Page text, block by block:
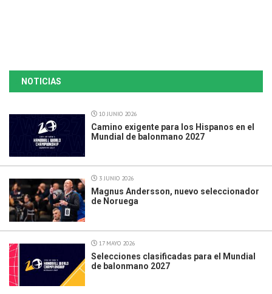
NOTICIAS
10 JUNIO 2026
Camino exigente para los Hispanos en el
Mundial de balonmano 2027
3 JUNIO 2026
Magnus Andersson, nuevo seleccionador
de Noruega
17 MAYO 2026
Selecciones clasificadas para el Mundial
de balonmano 2027